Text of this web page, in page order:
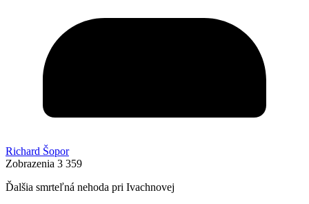
Richard Šopor
Zobrazenia 3 359
Ďalšia smrteľná nehoda pri Ivachnovej